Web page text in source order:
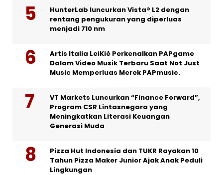
HunterLab luncurkan Vista® L2 dengan
rentang pengukuran yang diperluas
menjadi 710 nm
Artis Italia LeiKiè Perkenalkan PAPgame
Dalam Video Musik Terbaru Saat Not Just
Music Memperluas Merek PAPmusic.
VT Markets Luncurkan “Finance Forward”,
Program CSR Lintasnegara yang
Meningkatkan Literasi Keuangan
Generasi Muda
Pizza Hut Indonesia dan TUKR Rayakan 10
Tahun Pizza Maker Junior Ajak Anak Peduli
Lingkungan